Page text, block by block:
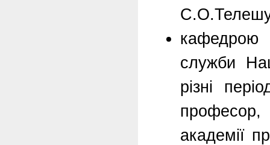
кафедрою
служби
різні
академії